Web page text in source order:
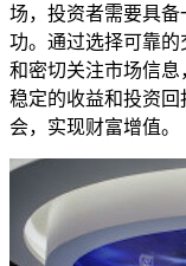
场，投资者需要具
功。通过选择可靠
和密切关注市场信
稳定的收益和投资
会，实现财富增值。